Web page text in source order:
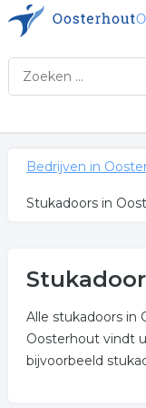
Bedrijven in
Stukadoors in
Alle stukadoors in
Oosterhout vindt
bijvoorbeeld